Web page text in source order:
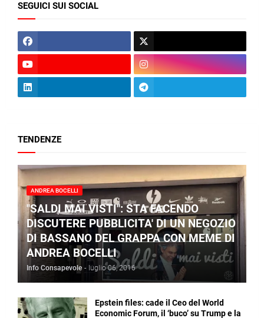
SEGUICI SUI SOCIAL
TENDENZE
ANDREA BOCELLI
"SALDI MAI VISTI": STA FACENDO
DISCUTERE PUBBLICITA' DI UN NEGOZIO
DI BASSANO DEL GRAPPA CON MEME DI
ANDREA BOCELLI
Info Consapevole - luglio 06, 2016
Epstein files: cade il Ceo del World
Economic Forum, il ‘buco’ su Trump e la